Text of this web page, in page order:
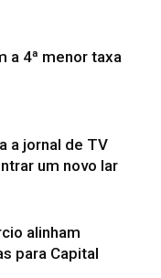
a 4ª menor taxa
a jornal de TV
um novo lar
alinham
para Capital